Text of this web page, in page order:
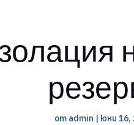
от admin юни 16,